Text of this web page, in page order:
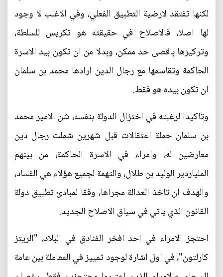
لكنها تفتقد لارضية التطبيق الفعلي، وفي الاغلب لا وجود
لها اصلا، فالاصلاح في حقيقته هو تكريس للسلطة،
وتركيزها باقصى حد ممكن، وبدلا من ان تكون بيد الاسرة
الحاكمة وتقاسمها مع رجال الدين ارادها محمد بن سلمان
ان تكون بيده هو فقط.
وتاكيدا لرغبته في اختزال الدولة بنفسه، شن الامير محمد
بن سلمان حملة اعتقالات قبل شهرين شملت رجال دين
معارضين له، وامراء في الاسرة الحاكمة، من بينهم
الملياردير الوليد بن طلال، والتهمة لجميع هؤلاء هي الفساد،
والهدف ان تاخذ العدالة مجراها، وفقا لمبادئ تطبيق دولة
القانون الذي ياتي في سياق الاصلاح الجديد.
احتجز الامراء في احد افخر الفنادق في البلاد، "الريتز
كارلتون"، في اول اشارة لوجود تمييز في المعاملة بين عامة